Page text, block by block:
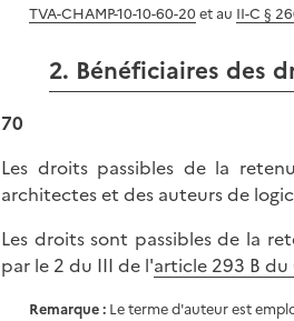
TVA-CHAMP-10-10-60-20et au II-C §
2. Bénéficiaires des
70
Les droits passibles de la
architectes et des auteurs de
Les droits sont passibles de la
par le 2 du III de l'article 293 B du
Remarque :Le terme d'auteur est